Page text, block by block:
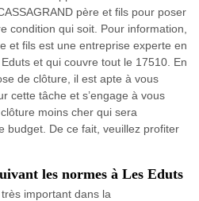
père et fils pour poser
condition qui soit. Pour information,
et fils est une entreprise experte en
et qui couvre tout le 17510. En
de clôture, il est apte à vous
cette tâche et s’engage à vous
moins cher qui sera
budget. De ce fait, veuillez profiter
les normes à Les Eduts
important dans la